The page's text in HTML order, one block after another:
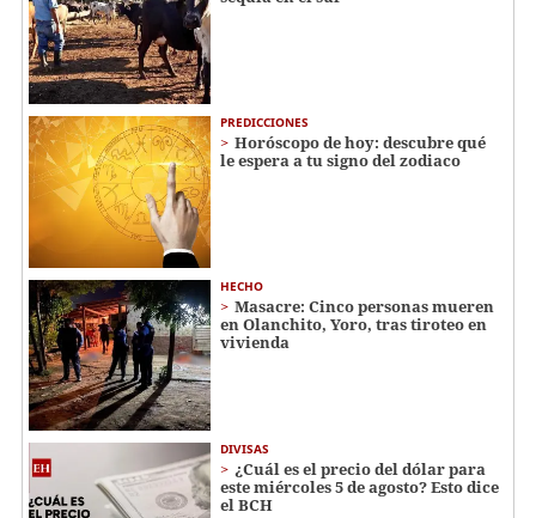
PREDICCIONES
Horóscopo de hoy: descubre qué
le espera a tu signo del zodiaco
HECHO
Masacre: Cinco personas mueren
en Olanchito, Yoro, tras tiroteo en
vivienda
DIVISAS
¿Cuál es el precio del dólar para
este miércoles 5 de agosto? Esto dice
el BCH